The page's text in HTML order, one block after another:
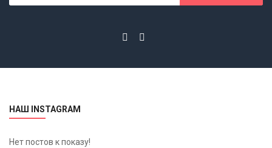
НАШ INSTAGRAM
Нет постов к показу!